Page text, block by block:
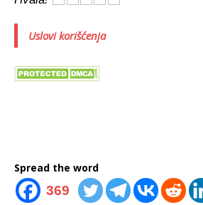
Uslovi korišćenja
Spread the word
369